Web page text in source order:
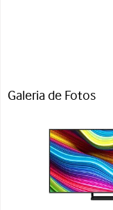
Galeria de Fotos